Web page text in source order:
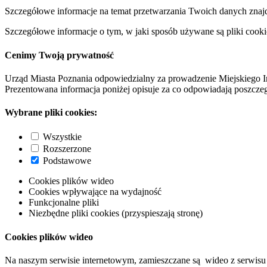
Szczegółowe informacje na temat przetwarzania Twoich danych
Szczegółowe informacje o tym, w jaki sposób używane są pliki
Cenimy Twoją prywatność
Urząd Miasta Poznania odpowiedzialny za prowadzenie
Prezentowana informacja poniżej opisuje za co odpowiadają
Wybrane pliki cookies:
Wszystkie
Rozszerzone
Podstawowe
Cookies plików wideo
Cookies wpływające na wydajność
Funkcjonalne pliki
Niezbędne pliki cookies (przyspieszają stronę)
Cookies plików wideo
Na naszym serwisie internetowym, zamieszczane są wideo z